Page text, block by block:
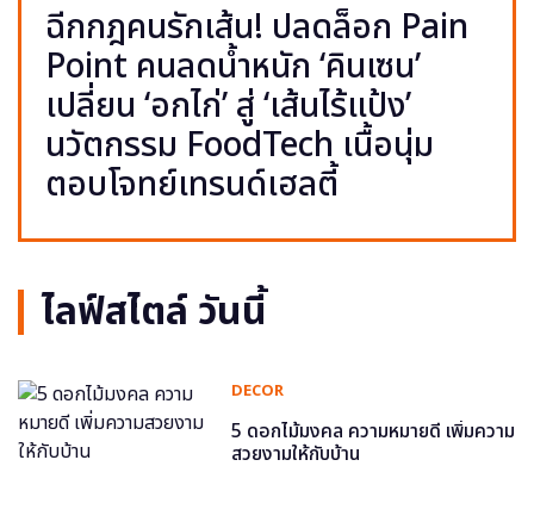
ฉีกกฎคนรักเส้น! ปลดล็อก Pain
Point คนลดน้ำหนัก ‘คินเซน’
เปลี่ยน ‘อกไก่’ สู่ ‘เส้นไร้แป้ง’
นวัตกรรม FoodTech เนื้อนุ่ม
ตอบโจทย์เทรนด์เฮลตี้
ไลฟ์สไตล์ วันนี้
DECOR
5 ดอกไม้มงคล ความหมายดี เพิ่มความ
สวยงามให้กับบ้าน